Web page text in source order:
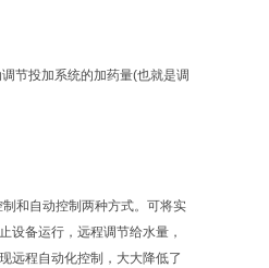
节投加系统的加药量(也就是调
和自动控制两种方式。可将实
设备运行，远程调节给水量，
远程自动化控制，大大降低了